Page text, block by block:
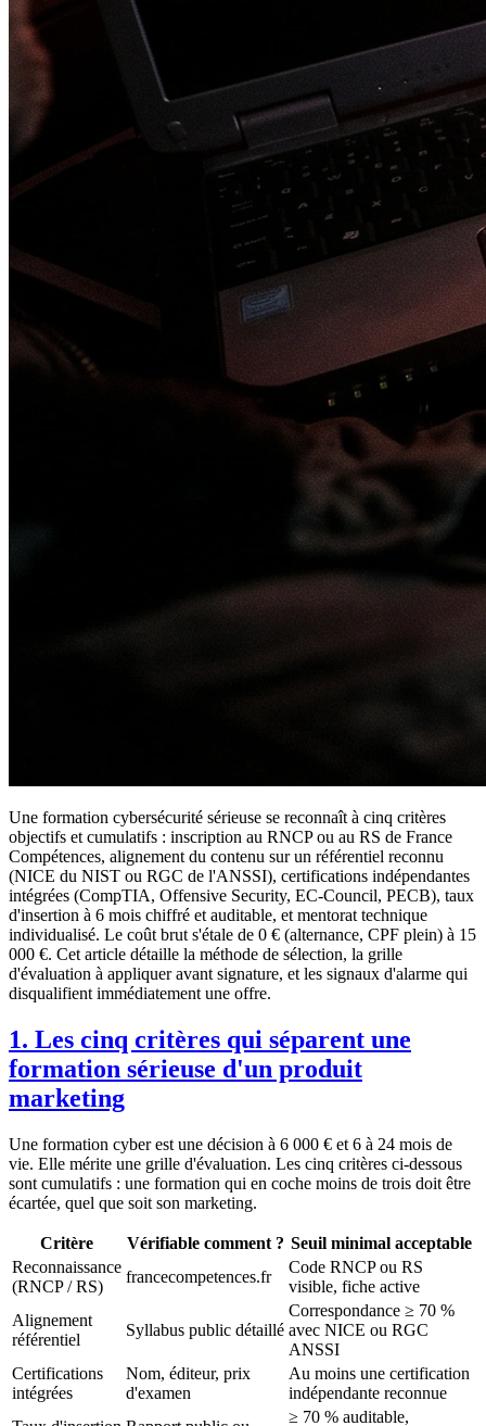
Une formation cybersécurité sérieuse se reconnaît à cinq critères
objectifs et cumulatifs : inscription au RNCP ou au RS de France
Compétences, alignement du contenu sur un référentiel reconnu
(NICE du NIST ou RGC de l'ANSSI), certifications indépendantes
intégrées (CompTIA, Offensive Security, EC-Council, PECB), taux
d'insertion à 6 mois chiffré et auditable, et mentorat technique
individualisé. Le coût brut s'étale de 0 € (alternance, CPF plein) à 15
000 €. Cet article détaille la méthode de sélection, la grille
d'évaluation à appliquer avant signature, et les signaux d'alarme qui
disqualifient immédiatement une offre.
1. Les cinq critères qui séparent une
formation sérieuse d'un produit
marketing
Une formation cyber est une décision à 6 000 € et 6 à 24 mois de
vie. Elle mérite une grille d'évaluation. Les cinq critères ci-dessous
sont cumulatifs : une formation qui en coche moins de trois doit être
écartée, quel que soit son marketing.
Critère Vérifiable comment ? Seuil minimal acceptable
Reconnaissance
(RNCP / RS)
francecompetences.fr
Code RNCP ou RS
visible, fiche active
Alignement
référentiel
Syllabus public détaillé
Correspondance ≥ 70 %
avec NICE ou RGC
ANSSI
Certifications
intégrées
Nom, éditeur, prix
d'examen
Au moins une certification
indépendante reconnue
≥ 70 % auditable,